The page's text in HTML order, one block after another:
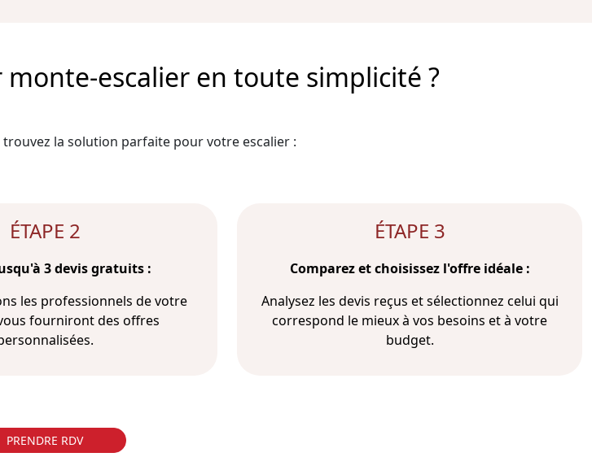
escalier en toute simplicité ?
la solution parfaite pour votre escalier :
ÉTAPE 2
3 devis gratuits :
les professionnels de votre
fourniront des offres
ÉTAPE 3
Comparez et choisissez l'offre idéale :
Analysez les devis reçus et sélectionnez celui qui
correspond le mieux à vos besoins et à votre
budget.
PRENDRE RDV